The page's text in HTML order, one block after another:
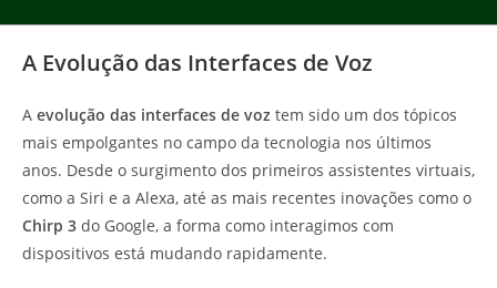
A Evolução das Interfaces de Voz
A evolução das interfaces de voz tem sido um dos tópicos
mais empolgantes no campo da tecnologia nos últimos
anos. Desde o surgimento dos primeiros assistentes virtuais,
como a Siri e a Alexa, até as mais recentes inovações como o
Chirp 3 do Google, a forma como interagimos com
dispositivos está mudando rapidamente.